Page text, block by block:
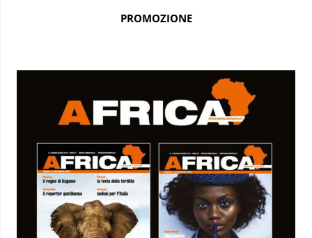
PROMOZIONE